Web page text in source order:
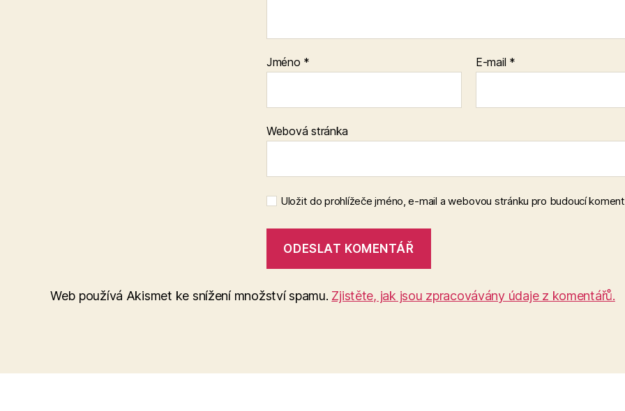
Jméno * E-mail *
Webová stránka
Uložit do prohlížeče jméno, e-mail a webovou stránku pro budoucí
Web používá Akismet ke snížení množství spamu. Zjistěte, jak jsou zpracovávány údaje z komentářů.